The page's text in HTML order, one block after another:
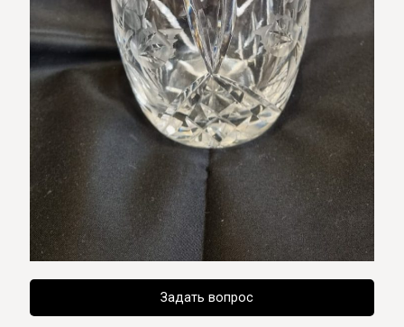
Задать вопрос